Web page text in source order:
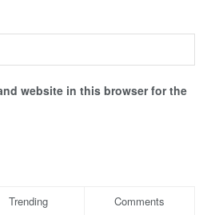
website in this browser for the
Trending Comments